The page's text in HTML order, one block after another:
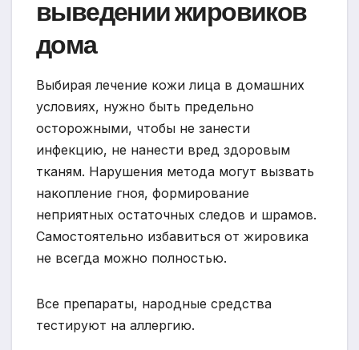
выведении жировиков
дома
Выбирая лечение кожи лица в домашних
условиях, нужно быть предельно
осторожными, чтобы не занести
инфекцию, не нанести вред здоровым
тканям. Нарушения метода могут вызвать
накопление гноя, формирование
неприятных остаточных следов и шрамов.
Самостоятельно избавиться от жировика
не всегда можно полностью.
Все препараты, народные средства
тестируют на аллергию.